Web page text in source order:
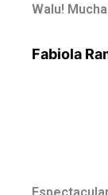
Walu!
Fabiola